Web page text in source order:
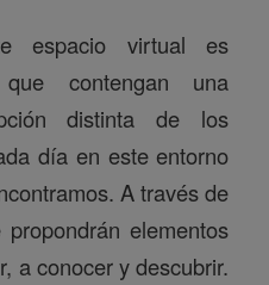
espacio virtual es
contengan una
distinta de los
día en este entorno
A través de
elementos
a conocer y descubrir.